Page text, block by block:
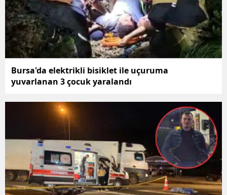
Bursa'da elektrikli bisiklet ile uçuruma
yuvarlanan 3 çocuk yaralandı